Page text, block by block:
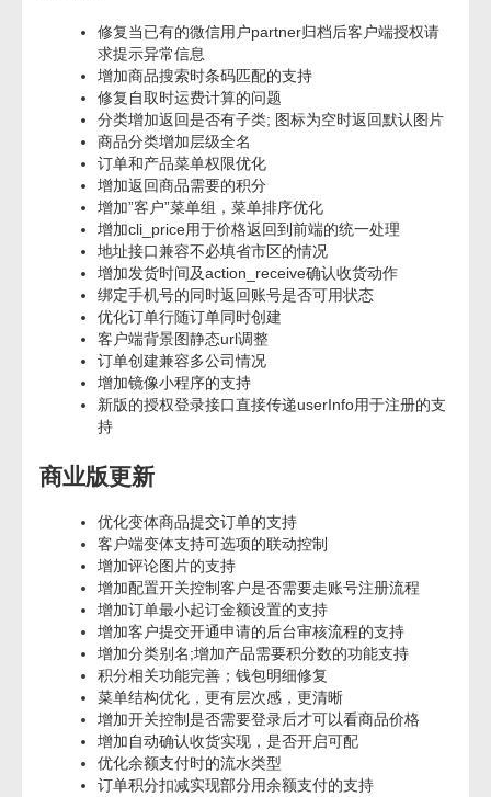
修复当已有的微信用户partner归档后客户端授权请
求提示异常信息
增加商品搜索时条码匹配的支持
修复自取时运费计算的问题
分类增加返回是否有子类; 图标为空时返回默认图片
商品分类增加层级全名
订单和产品菜单权限优化
增加返回商品需要的积分
增加”客户”菜单组，菜单排序优化
增加cli_price用于价格返回到前端的统一处理
地址接口兼容不必填省市区的情况
增加发货时间及action_receive确认收货动作
绑定手机号的同时返回账号是否可用状态
优化订单行随订单同时创建
客户端背景图静态url调整
订单创建兼容多公司情况
增加镜像小程序的支持
新版的授权登录接口直接传递userInfo用于注册的支
持
商业版更新
优化变体商品提交订单的支持
客户端变体支持可选项的联动控制
增加评论图片的支持
增加配置开关控制客户是否需要走账号注册流程
增加订单最小起订金额设置的支持
增加客户提交开通申请的后台审核流程的支持
增加分类别名;增加产品需要积分数的功能支持
积分相关功能完善；钱包明细修复
菜单结构优化，更有层次感，更清晰
增加开关控制是否需要登录后才可以看商品价格
增加自动确认收货实现，是否开启可配
优化余额支付时的流水类型
订单积分扣减实现部分用余额支付的支持